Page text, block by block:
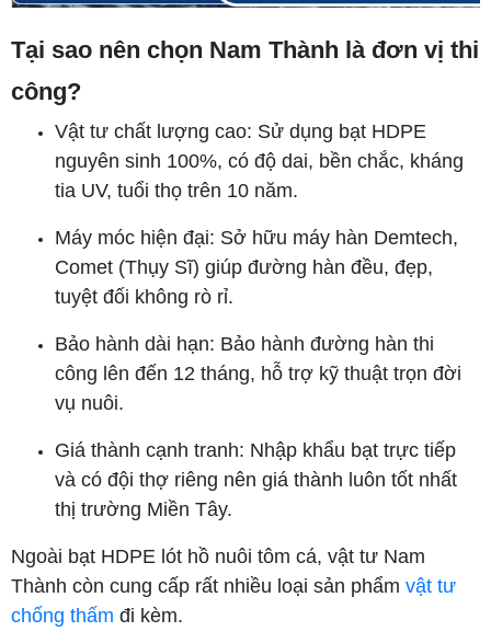
Tại sao nên chọn Nam Thành là đơn vị thi
công?
Vật tư chất lượng cao: Sử dụng bạt HDPE
nguyên sinh 100%, có độ dai, bền chắc, kháng
tia UV, tuổi thọ trên 10 năm.
Máy móc hiện đại: Sở hữu máy hàn Demtech,
Comet (Thụy Sĩ) giúp đường hàn đều, đẹp,
tuyệt đối không rò rỉ.
Bảo hành dài hạn: Bảo hành đường hàn thi
công lên đến 12 tháng, hỗ trợ kỹ thuật trọn đời
vụ nuôi.
Giá thành cạnh tranh: Nhập khẩu bạt trực tiếp
và có đội thợ riêng nên giá thành luôn tốt nhất
thị trường Miền Tây.
Ngoài bạt HDPE lót hồ nuôi tôm cá, vật tư Nam
Thành còn cung cấp rất nhiều loại sản phẩm vật tư
chống thấm đi kèm.